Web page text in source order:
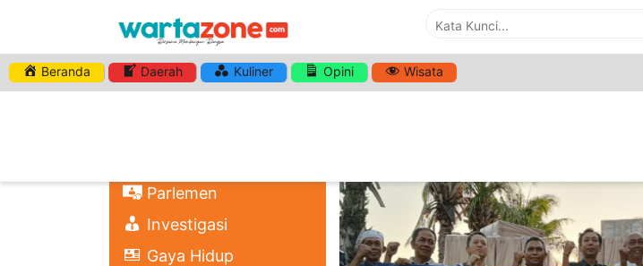
Beranda Daerah Kuliner Opini Wisata
Parlemen
Investigasi
Gaya Hidup
HASHTAG:PRODUK TEMBAKAU MADURA